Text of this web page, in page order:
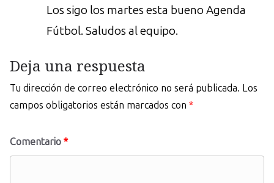
Los sigo los martes esta bueno Agenda
Fútbol. Saludos al equipo.
Deja una respuesta
Tu dirección de correo electrónico no será publicada. Los
campos obligatorios están marcados con *
Comentario *